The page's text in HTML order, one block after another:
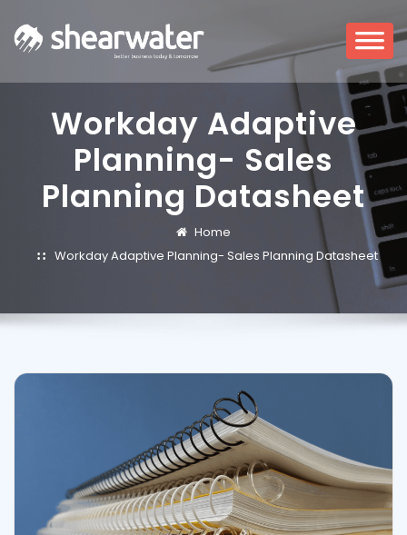
Workday Adaptive
Planning- Sales
Planning Datasheet
Home
Workday Adaptive Planning- Sales Planning Datasheet